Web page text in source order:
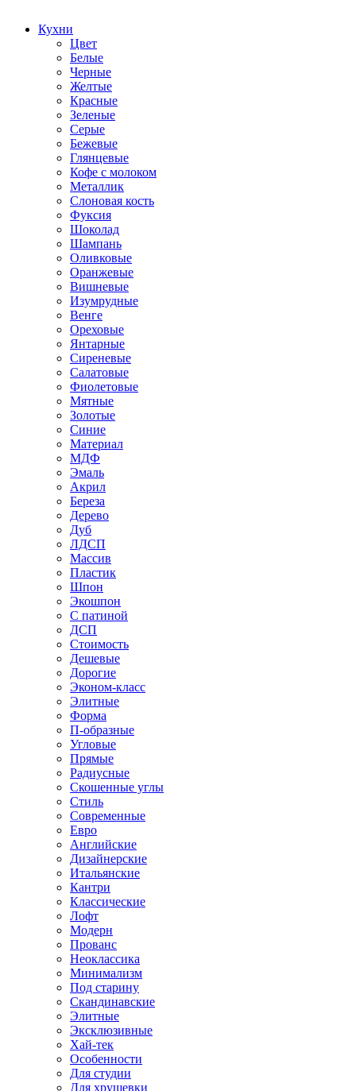
Кухни
Цвет
Белые
Черные
Желтые
Красные
Зеленые
Серые
Бежевые
Глянцевые
Кофе с молоком
Металлик
Слоновая кость
Фуксия
Шоколад
Шампань
Оливковые
Оранжевые
Вишневые
Изумрудные
Венге
Ореховые
Янтарные
Сиреневые
Салатовые
Фиолетовые
Мятные
Золотые
Синие
Материал
МДФ
Эмаль
Акрил
Береза
Дерево
Дуб
ЛДСП
Массив
Пластик
Шпон
Экошпон
С патиной
ДСП
Стоимость
Дешевые
Дорогие
Эконом-класс
Элитные
Форма
П-образные
Угловые
Прямые
Радиусные
Скошенные углы
Стиль
Современные
Евро
Английские
Дизайнерские
Итальянские
Кантри
Классические
Лофт
Модерн
Прованс
Неоклассика
Минимализм
Под старину
Скандинавские
Элитные
Эксклюзивные
Хай-тек
Особенности
Для студии
Для хрущевки